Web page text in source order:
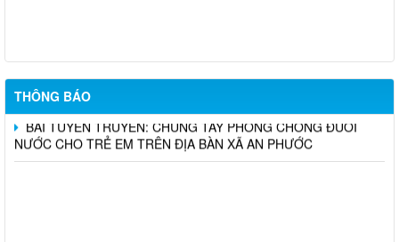
THÔNG BÁO
VIÊN CHỨC TẠI TRUNG TÂM DỊCH VỤ TỔNG HỢP XÃ AN
PHƯỚC NĂM 2026
BÀI TUYÊN TRUYỀN: CHUNG TAY PHÒNG CHỐNG ĐUỐI
NƯỚC CHO TRẺ EM TRÊN ĐỊA BÀN XÃ AN PHƯỚC